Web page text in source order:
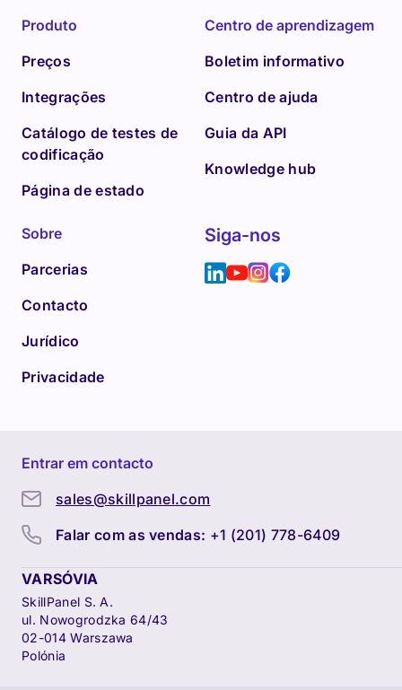
Produto
Preços
Integrações
Catálogo de testes de
codificação
Página de estado
Centro de aprendizagem
Boletim informativo
Centro de ajuda
Guia da API
Knowledge hub
Sobre
Parcerias
Contacto
Jurídico
Privacidade
Siga-nos
Entrar em contacto
sales@skillpanel.com
Falar com as vendas: +1 (201) 778-6409
VARSÓVIA
SkillPanel S. A.
ul. Nowogrodzka 64/43
02-014 Warszawa
Polónia